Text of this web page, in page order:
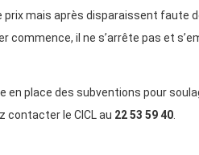
mais après disparaissent faute
commence, il ne s’arrête pas et
en place des subventions pour
contacter le CICL au 22 53 59 40